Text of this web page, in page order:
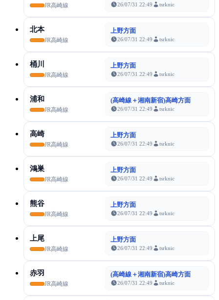
JR高崎線 26/07/31 22:49 tsrknic
北本
JR高崎線
上野方面
26/07/31 22:49 tsrknic
桶川
JR高崎線
上野方面
26/07/31 22:49 tsrknic
浦和
JR高崎線
(高崎線＋湘南新宿)高崎方面
26/07/31 22:49 tsrknic
高崎
JR高崎線
上野方面
26/07/31 22:49 tsrknic
鴻巣
JR高崎線
上野方面
26/07/31 22:49 tsrknic
熊谷
JR高崎線
上野方面
26/07/31 22:49 tsrknic
上尾
JR高崎線
上野方面
26/07/31 22:49 tsrknic
赤羽
JR高崎線
(高崎線＋湘南新宿)高崎方面
26/07/31 22:49 tsrknic